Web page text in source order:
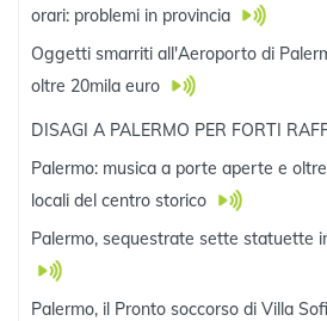
orari: problemi in provincia
Oggetti smarriti all'Aeroporto di
oltre 20mila euro
DISAGI A PALERMO PER FORTI
Palermo: musica a porte aperte e
locali del centro storico
Palermo, sequestrate sette statuette
Palermo, il Pronto soccorso di Villa